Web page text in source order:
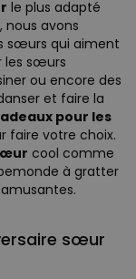
le plus adapté
avons
sœurs qui aiment
les sœurs
ou encore des
et faire la
pour les
faire votre choix.
cool comme
à gratter
sœur